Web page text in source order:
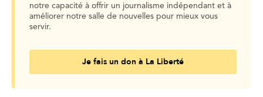
notre capacité à offrir un journalisme indépendant et à
améliorer notre salle de nouvelles pour mieux vous
servir.
Je fais un don à La Liberté